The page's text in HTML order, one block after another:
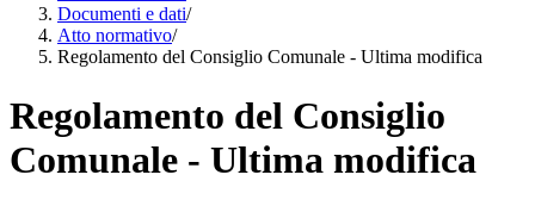
Documenti e dati/
Atto normativo/
Regolamento del Consiglio Comunale - Ultima modifica
Regolamento del Consiglio
Comunale - Ultima modifica